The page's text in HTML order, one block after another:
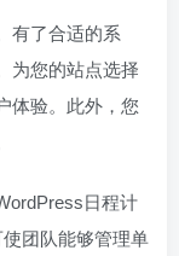
有了合适的系
为您的站点选择
体验。此外，您
日程计
团队能够管理单